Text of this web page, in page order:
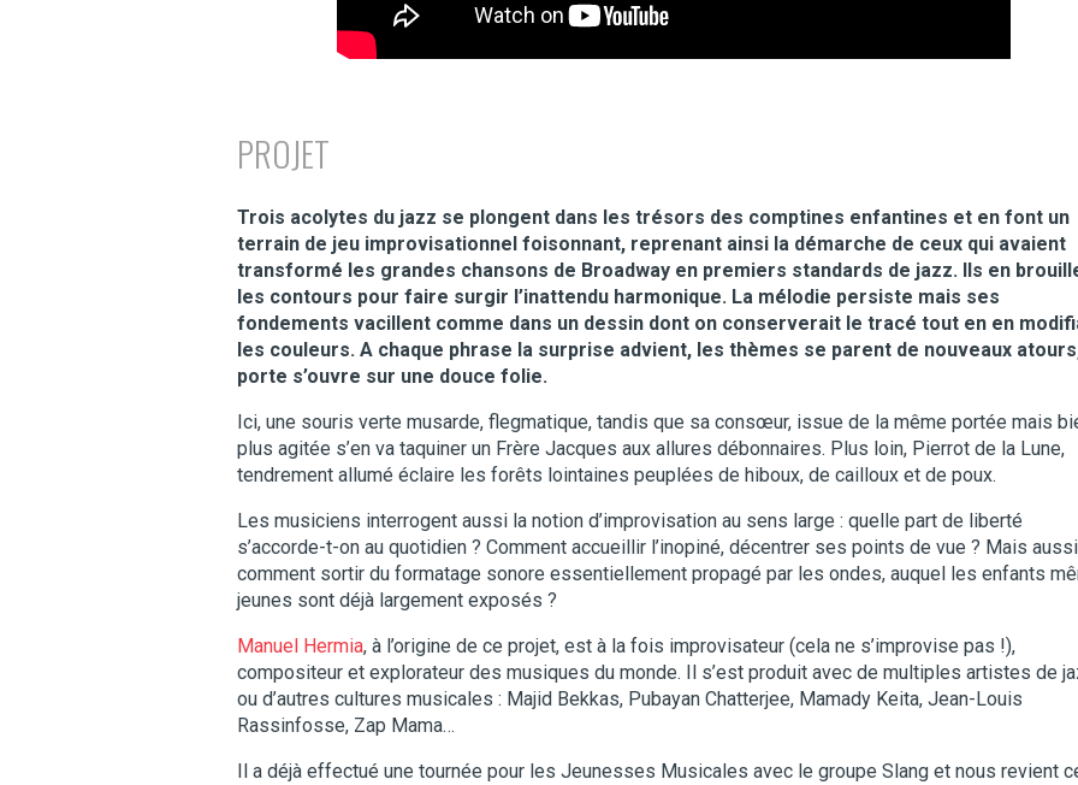
PROJET
Trois acolytes du jazz se plongent dans les trésors des comptines enfantines et en font un
terrain de jeu improvisationnel foisonnant, reprenant ainsi la démarche de ceux qui avaient
transformé les grandes chansons de Broadway en premiers standards de jazz. Ils en
les contours pour faire surgir l’inattendu harmonique. La mélodie persiste mais ses
fondements vacillent comme dans un dessin dont on conserverait le tracé tout en en
les couleurs. A chaque phrase la surprise advient, les thèmes se parent de nouveaux
porte s’ouvre sur une douce folie.
Ici, une souris verte musarde, flegmatique, tandis que sa consœur, issue de la même portée mais
plus agitée s’en va taquiner un Frère Jacques aux allures débonnaires. Plus loin, Pierrot de la Lune,
tendrement allumé éclaire les forêts lointaines peuplées de hiboux, de cailloux et de poux.
Les musiciens interrogent aussi la notion d’improvisation au sens large : quelle part de liberté
s’accorde-t-on au quotidien ? Comment accueillir l’inopiné, décentrer ses points de vue ? Mais
comment sortir du formatage sonore essentiellement propagé par les ondes, auquel les enfants
jeunes sont déjà largement exposés ?
Manuel Hermia, à l’origine de ce projet, est à la fois improvisateur (cela ne s’improvise pas !),
compositeur et explorateur des musiques du monde. Il s’est produit avec de multiples artistes de
ou d’autres cultures musicales : Majid Bekkas, Pubayan Chatterjee, Mamady Keita, Jean-Louis
Rassinfosse, Zap Mama…
Il a déjà effectué une tournée pour les Jeunesses Musicales avec le groupe Slang et nous revient